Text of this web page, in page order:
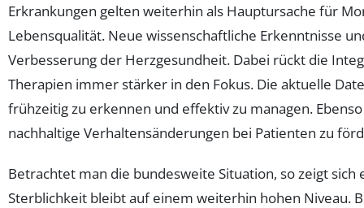
Erkrankungen gelten weiterhin als Hauptursache für
Lebensqualität. Neue wissenschaftliche Erkenntnisse
Verbesserung der Herzgesundheit. Dabei rückt die
Therapien immer stärker in den Fokus. Die aktuelle
frühzeitig zu erkennen und effektiv zu managen.
nachhaltige Verhaltensänderungen bei Patienten zu
Betrachtet man die bundesweite Situation, so zeigt
Sterblichkeit bleibt auf einem weiterhin hohen Niveau.